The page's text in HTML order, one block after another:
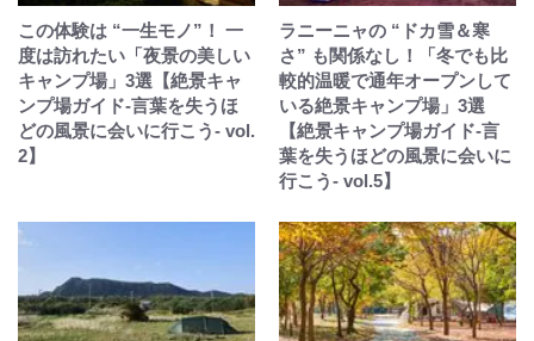
この体験は “一生モノ”！ 一
度は訪れたい「夜景の美しい
キャンプ場」3選【絶景キャ
ンプ場ガイド-言葉を失うほ
どの風景に会いに行こう- vol.
2】
ラニーニャの “ドカ雪＆寒
さ” も関係なし！「冬でも比
較的温暖で通年オープンして
いる絶景キャンプ場」3選
【絶景キャンプ場ガイド-言
葉を失うほどの風景に会いに
行こう- vol.5】